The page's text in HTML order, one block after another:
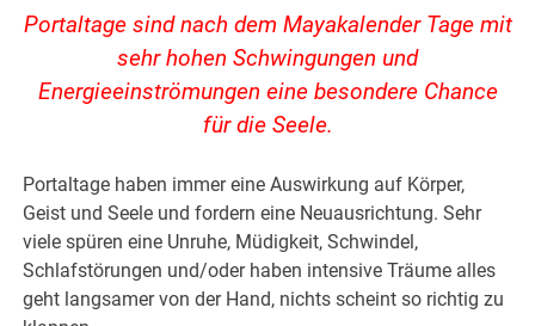
Portaltage sind nach dem Mayakalender Tage mit
sehr hohen Schwingungen und
Energieeinströmungen eine besondere Chance
für die Seele.
Portaltage haben immer eine Auswirkung auf Körper,
Geist und Seele und fordern eine Neuausrichtung. Sehr
viele spüren eine Unruhe, Müdigkeit, Schwindel,
Schlafstörungen und/oder haben intensive Träume alles
geht langsamer von der Hand, nichts scheint so richtig zu